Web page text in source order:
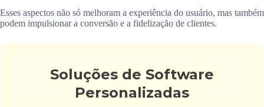
Esses aspectos não só melhoram a experiência do usuário, mas também
podem impulsionar a conversão e a fidelização de clientes.
Soluções de Software
Personalizadas